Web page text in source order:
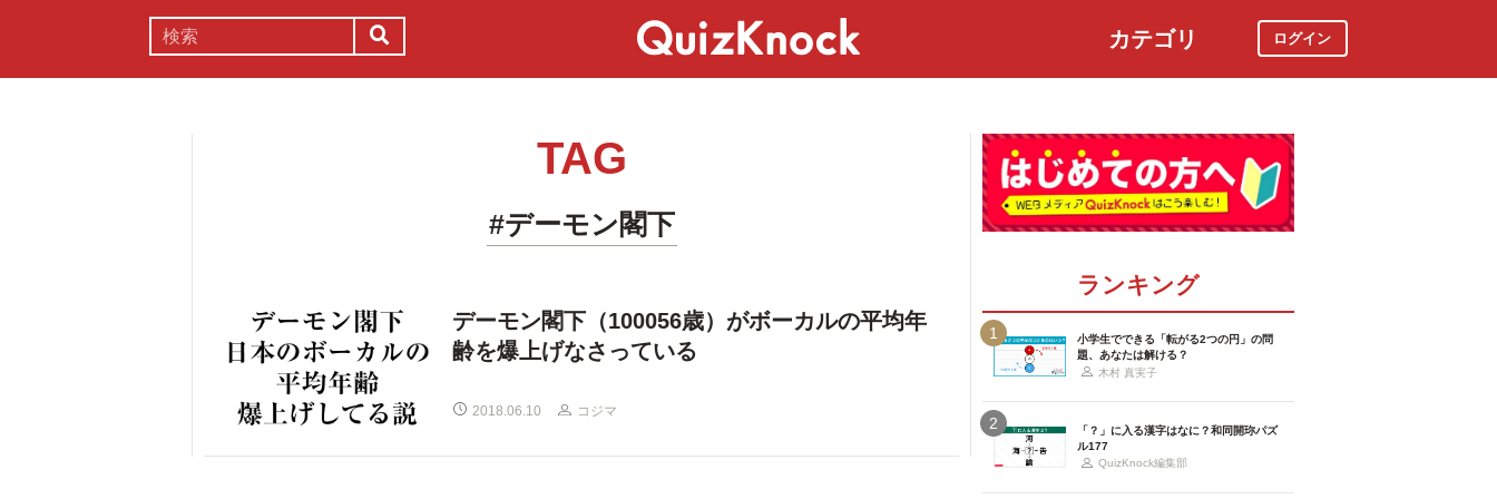
カテゴリ ログイン
TAG
#デーモン閣下
デーモン閣下（100056歳）がボーカルの平均年
齢を爆上げなさっている
2018.06.10 コジマ
ランキング
1
小学生でできる「転がる2つの円」の問
題、あなたは解ける？
木村 真実子
2
「？」に入る漢字はなに？和同開珎パズ
ル177
QuizKnock編集部